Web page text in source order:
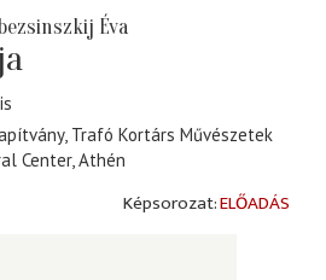
Éva
Trafó Kortárs Művészetek
Center, Athén
ELŐADÁS